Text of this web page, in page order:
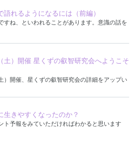
語れるようになるには（前編）
すね、といわれることがあります。意識の話を
土）開催 星くずの叡智研究会へようこそ
）開催、星くずの叡智研究会の詳細をアップい
生きやすくなったのか？
ト予報をみていただければわかると思います